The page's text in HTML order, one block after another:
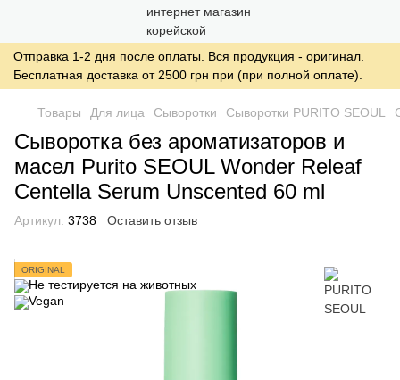
Отправка 1-2 дня после оплаты. Вся продукция - оригинал.
Бесплатная доставка от 2500 грн при (при полной оплате).
Товары Для лица Сыворотки Сыворотки PURITO SEOUL
Сыворотка без ароматизаторов и
масел Purito SEOUL Wonder Releaf
Centella Serum Unscented 60 ml
Артикул: 3738 Оставить отзыв
ORIGINAL